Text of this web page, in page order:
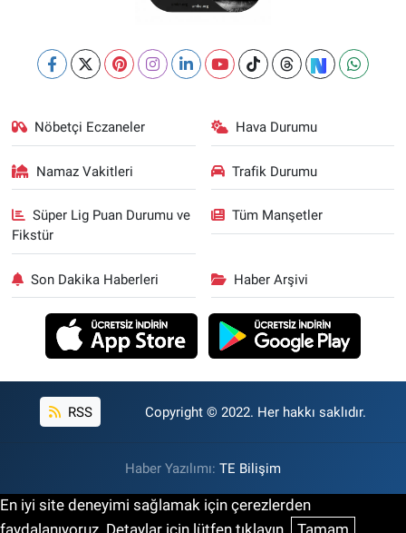
Nöbetçi Eczaneler Hava Durumu
Namaz Vakitleri Trafik Durumu
Süper Lig Puan Durumu ve
Fikstür
Tüm Manşetler
Son Dakika Haberleri Haber Arşivi
RSS Copyright © 2022. Her hakkı saklıdır.
Haber Yazılımı: TE Bilişim
En iyi site deneyimi sağlamak için çerezlerden
faydalanıyoruz. Detaylar için lütfen tıklayın.
Tamam